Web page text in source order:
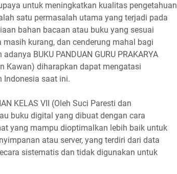
untuk meningkatkan kualitas pengetahuan
satu permasalah utama yang terjadi pada
bahan bacaan atau buku yang sesuai
kurang, dan cenderung mahal bagi
BUKU PANDUAN GURU PRAKARYA
Kawan) diharapkan dapat mengatasi
Indonesia saat ini.
KELAS VII (Oleh Suci Paresti dan
buku digital yang dibuat dengan cara
yang mampu dioptimalkan lebih baik untuk
atau server, yang terdiri dari data
sistematis dan tidak digunakan untuk